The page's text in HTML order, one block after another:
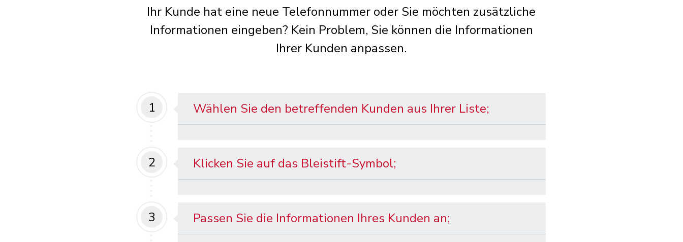
Ihr Kunde hat eine neue Telefonnummer oder Sie möchten zusätzliche
Informationen eingeben? Kein Problem, Sie können die Informationen
Ihrer Kunden anpassen.
1 Wählen Sie den betreffenden Kunden aus Ihrer Liste;
2 Klicken Sie auf das Bleistift-Symbol;
3 Passen Sie die Informationen Ihres Kunden an;